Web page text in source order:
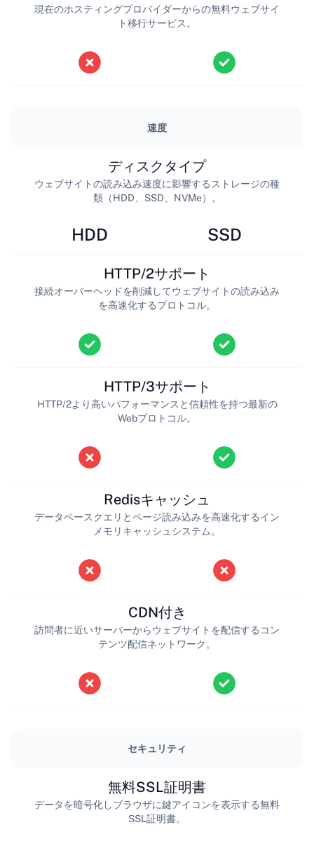
現在のホスティングプロバイダーからの無料ウェブサイ
ト移行サービス。
速度
HDD
ディスクタイプ
ウェブサイトの読み込み速度に影響するストレージの種
類（HDD、SSD、NVMe）。
SSD
HTTP/2サポート
接続オーバーヘッドを削減してウェブサイトの読み込み
を高速化するプロトコル。
HTTP/3サポート
HTTP/2より高いパフォーマンスと信頼性を持つ最新の
Webプロトコル。
Redisキャッシュ
データベースクエリとページ読み込みを高速化するイン
メモリキャッシュシステム。
CDN付き
訪問者に近いサーバーからウェブサイトを配信するコン
テンツ配信ネットワーク。
セキュリティ
無料SSL証明書
データを暗号化しブラウザに鍵アイコンを表示する無料
SSL証明書。